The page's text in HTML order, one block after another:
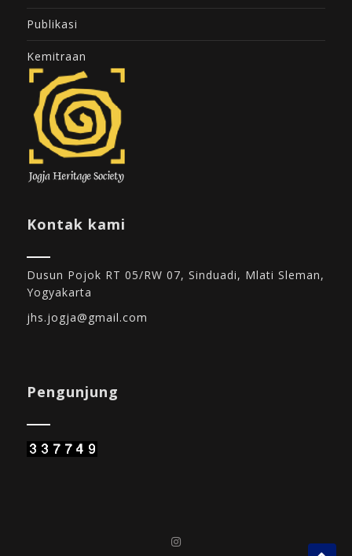
Publikasi
Kemitraan
Kontak kami
Dusun Pojok RT 05/RW 07, Sinduadi, Mlati Sleman,
Yogyakarta
jhs.jogja@gmail.com
Pengunjung